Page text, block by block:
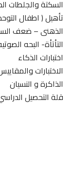
السكتة والجلطات
تأهيل ( اطفال
الذهنى – ضعف
التأتأة- البحه
اختبارات الذكاء
الاختبارات
الذاكرة و النسيان
قلة التحصيل